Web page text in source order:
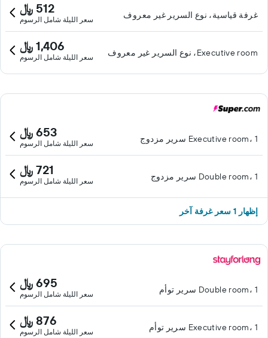
غرفة قياسية، نوع السرير غير معروف 512 ﷼
سعر الليلة شامل الرسوم
Executive room، نوع السرير غير معروف 1,406 ﷼
سعر الليلة شامل الرسوم
Executive room، 1 سرير مزدوج 653 ﷼
سعر الليلة شامل الرسوم
Double room، 1 سرير مزدوج 721 ﷼
سعر الليلة شامل الرسوم
إظهار 1 سعر غرفة آخر
Double room، 1 سرير توأم 695 ﷼
سعر الليلة شامل الرسوم
Executive room، 1 سرير توأم 876 ﷼
سعر الليلة شامل الرسوم